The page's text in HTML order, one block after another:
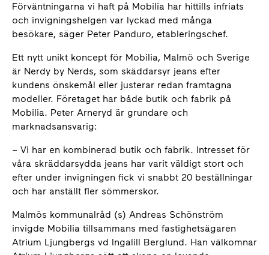
Förväntningarna vi haft på Mobilia har hittills infriats
och invigningshelgen var lyckad med många
besökare, säger Peter Panduro, etableringschef.
Ett nytt unikt koncept för Mobilia, Malmö och Sverige
är Nerdy by Nerds, som skäddarsyr jeans efter
kundens önskemål eller justerar redan framtagna
modeller. Företaget har både butik och fabrik på
Mobilia. Peter Arneryd är grundare och
marknadsansvarig:
– Vi har en kombinerad butik och fabrik. Intresset för
våra skräddarsydda jeans har varit väldigt stort och
efter under invigningen fick vi snabbt 20 beställningar
och har anställt fler sömmerskor.
Malmös kommunalråd (s) Andreas Schönström
invigde Mobilia tillsammans med fastighetsägaren
Atrium Ljungbergs vd Ingalill Berglund. Han välkomnar